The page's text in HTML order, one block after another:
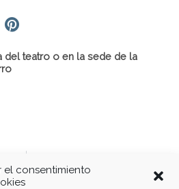
el consentimiento
del teatro o en la sede de la
Charla-Taller sobre autismo y TDAH